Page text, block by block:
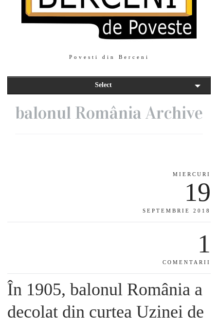
Povesti din Berceni
Select
balonul România Archive
MIERCURI
19
SEPTEMBRIE 2018
1
COMENTARII
În 1905, balonul România a
decolat din curtea Uzinei de